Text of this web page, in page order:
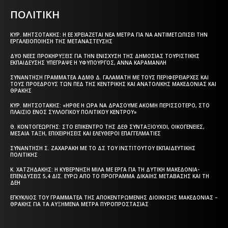
ΠΟΛΙΤΙΚΗ
ΚΥΡ. ΜΗΤΣΟΤΆΚΗΣ: Η ΕΕ ΧΡΕΙΆΖΕΤΑΙ ΝΈΑ ΜΈΤΡΑ ΓΙΑ ΝΑ ΑΝΤΙΜΕΤΩΠΊΣΕΙ ΤΗΝ
ΕΡΓΑΛΕΙΟΠΟΊΗΣΗ ΤΗΣ ΜΕΤΑΝΆΣΤΕΥΣΗΣ
ΔΎΟ ΝΈΕΣ ΠΡΟΚΗΡΎΞΕΙΣ ΓΙΑ ΤΗΝ ΕΝΊΣΧΥΣΗ ΤΗΣ ΔΗΜΌΣΙΑΣ ΤΟΥΡΙΣΤΙΚΉΣ
ΕΚΠΑΊΔΕΥΣΗΣ ΥΠΈΓΡΑΨΕ Η ΥΦΥΠΟΥΡΓΌΣ, ΆΝΝΑ ΚΑΡΑΜΑΝΛΉ
ΣΥΝΆΝΤΗΣΗ ΓΡΑΜΜΑΤΈΑ ΑΔΜΘ Δ. ΓΑΛΑΜΆΤΗ ΜΕ ΤΟΥΣ ΠΕΡΙΦΕΡΕΙΆΡΧΕΣ ΚΑΙ
ΤΟΥΣ ΠΡΟΈΔΡΟΥΣ ΤΩΝ ΠΕΔ ΤΗΣ ΚΕΝΤΡΙΚΉΣ ΚΑΙ ΑΝΑΤΟΛΙΚΉΣ ΜΑΚΕΔΟΝΊΑΣ ΚΑΙ
ΘΡΆΚΗΣ
ΚΥΡ. ΜΗΤΣΟΤΆΚΗΣ: «ΉΡΘΕ Η ΏΡΑ ΝΑ ΔΡΆΣΟΥΜΕ ΑΚΌΜΗ ΠΕΡΙΣΣΌΤΕΡΟ, ΣΤΟ
ΠΛΑΊΣΙΟ ΕΝΌΣ ΣΥΛΛΟΓΙΚΟΎ ΠΟΛΙΤΙΚΟΎ ΚΈΝΤΡΟΥ»
Θ. ΚΟΝΤΟΓΕΏΡΓΗΣ: ΣΤΟ ΕΠΊΚΕΝΤΡΟ ΤΗΣ ΔΕΘ ΣΥΝΤΑΞΙΟΎΧΟΙ, ΟΙΚΟΓΈΝΕΙΕΣ,
ΜΕΣΑΊΑ ΤΆΞΗ, ΕΠΙΧΕΙΡΉΣΕΙΣ ΚΑΙ ΕΛΕΎΘΕΡΟΙ ΕΠΑΓΓΕΛΜΑΤΊΕΣ
ΣΥΝΆΝΤΗΣΗ Σ. ΖΑΧΑΡΆΚΗ ΜΕ ΤΟ ΔΣ ΤΟΥ ΙΝΣΤΙΤΟΎΤΟΥ ΕΚΠΑΙΔΕΥΤΙΚΉΣ
ΠΟΛΙΤΙΚΉΣ
Κ. ΧΑΤΖΗΔΆΚΗΣ: Η ΚΥΒΈΡΝΗΣΗ ΜΙΛΆ ΜΕ ΈΡΓΑ ΓΙΑ ΤΗ ΔΥΤΙΚΉ ΜΑΚΕΔΟΝΊΑ-
ΕΠΕΝΔΎΣΕΙΣ 5,4 ΔΙΣ. ΕΥΡΏ ΑΠΌ ΤΟ ΠΡΌΓΡΑΜΜΑ ΔΊΚΑΙΗΣ ΜΕΤΆΒΑΣΗΣ ΚΑΙ ΤΗ
ΔΕΗ
ΕΓΚΎΚΛΙΟΣ ΤΟΥ ΓΡΑΜΜΑΤΈΑ ΤΗΣ ΑΠΟΚΕΝΤΡΩΜΈΝΗΣ ΔΙΟΊΚΗΣΗΣ ΜΑΚΕΔΟΝΊΑΣ –
ΘΡΆΚΗΣ ΓΙΑ ΤΑ ΑΥΞΗΜΈΝΑ ΜΈΤΡΑ ΠΥΡΟΠΡΟΣΤΑΣΊΑΣ